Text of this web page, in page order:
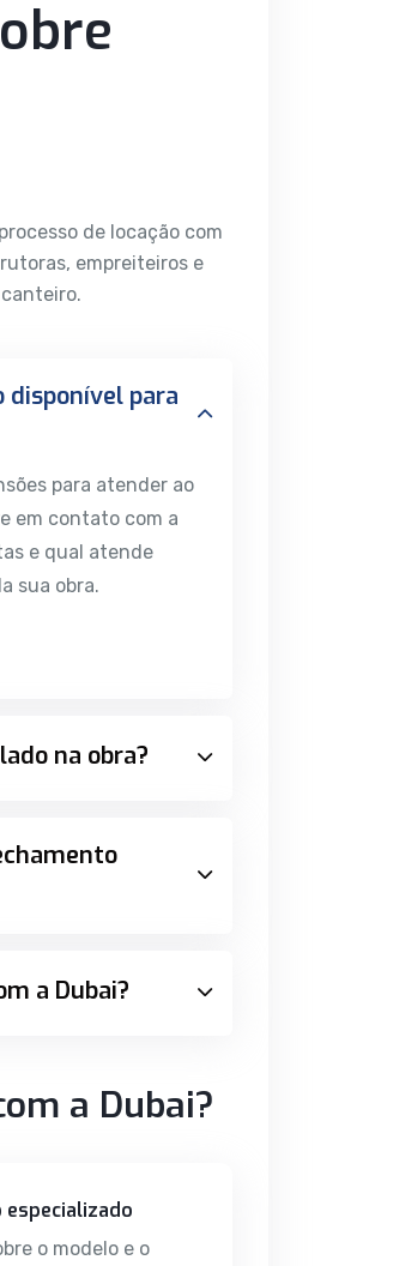
de locação com
empreiteiros e
disponível para
para atender ao
em contato com a
e qual atende
sua obra.
na obra?
a Dubai?
a Dubai?
o modelo e o